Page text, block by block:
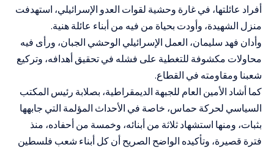
أفراد عائلتها، في غارة وحشية لقوات العدو الإسرائيلي، استهدفت
منزل الشهيدة، وأودت بحياة من فيه من أبناء عائلة هنية.
وأدان فهد سليمان، العمل الإسرائيلي الوحشي الجبان، ورأى فيه
محاولات مكشوفة للتغطية على فشله في تحقيق أهدافه، وتركيع
شعبنا ومقاومته في القطاع.
كما أشاد الأمين العام للجبهة الديمقراطية، بصلابة رئيس المكتب
السياسي لحركة حماس، خاصة في الأحداث المؤلمة التي جابهها
بثبات، ومنها استشهاد ثلاثة من أبنائه، وخمسة من أحفاده، منذ
فترة قصيرة، وتأكيده الواضح الصريح أن كل أبناء شعب فلسطين